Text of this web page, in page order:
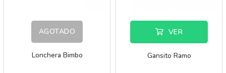
AGOTADO
Lonchera Bimbo
VER
Gansito Ramo